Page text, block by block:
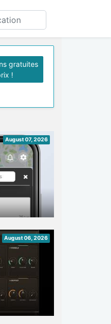
gratuites
!
August 07, 2026
August 06, 2026